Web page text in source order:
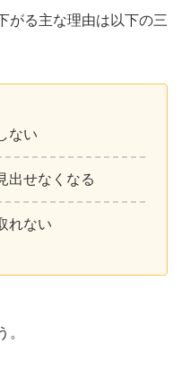
がる主な理由は以下の三
ない
出せなくなる
れない
。